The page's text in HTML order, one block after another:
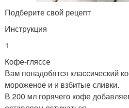
Подберите свой рецепт
Инструкция
1
Кофе-гляссе
Вам понадобятся классический
мороженое и и взбитые сливки.
В 200 мл горячего кофе